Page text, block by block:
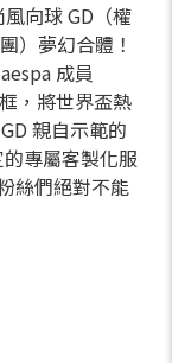
向球 GD（權
）夢幻合體！
成員
，將世界盃熱
親自示範的
專屬客製化服
絲們絕對不能